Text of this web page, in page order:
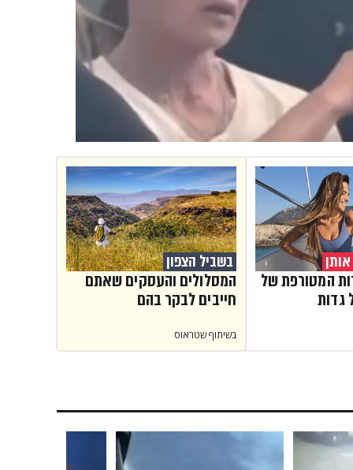
המטורפת של
גדות
בשביל הצפון
המסלולים והעסקים שאתם
חייבים לבקר בהם
בשיתוף שטראוס